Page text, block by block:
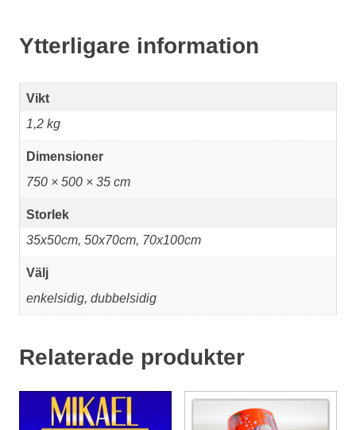
Ytterligare information
Vikt
1,2 kg
Dimensioner
750 × 500 × 35 cm
Storlek
35x50cm, 50x70cm, 70x100cm
Välj
enkelsidig, dubbelsidig
Relaterade produkter